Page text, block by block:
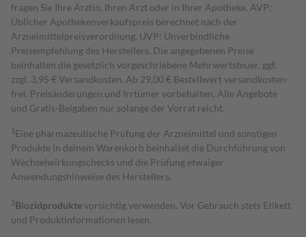
fragen Sie Ihre Ärztin, Ihren Arzt oder in Ihrer Apotheke. AVP:
Üblicher Apothekenverkaufspreis berechnet nach der
Arzneimittelpreisverordnung. UVP: Unverbindliche
Preisempfehlung des Herstellers. Die angegebenen Preise
beinhalten die gesetzlich vorgeschriebene Mehrwertsteuer, ggf.
zzgl. 3,95 € Versandkosten. Ab 29,00 € Bestell­wert versand­kosten­
frei. Preisänderungen und Irrtümer vorbehalten. Alle Angebote
und Gratis-Beigaben nur solange der Vorrat reicht.
1 Eine pharmazeutische Prüfung der Arzneimittel und sonstigen
Produkte in deinem Warenkorb beinhaltet die Durchführung von
Wechselwirkungschecks und die Prüfung etwaiger
Anwendungshinweise des Herstellers.
2Biozidproduktevorsichtig verwenden. Vor Gebrauch stets Etikett
und Produktinformationen lesen.